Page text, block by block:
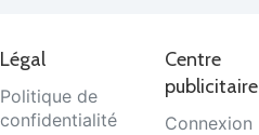
Légal
Politique de
confidentialité
Centre
publicitaire
Connexion